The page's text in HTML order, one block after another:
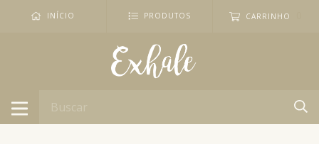
INÍCIO PRODUTOS CARRINHO